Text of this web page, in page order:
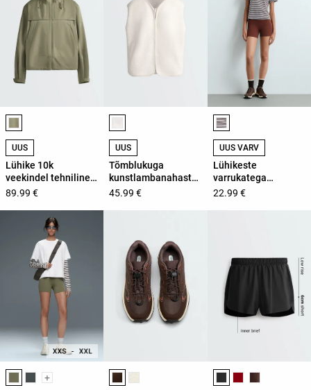
Toote värvide loend
UUS
Lühike 10k
veekindel tehniline
jope
89.99 €
Toote värvide loend
UUS
Tõmblukuga
kunstlambanahast
vest
45.99 €
Toote värvide loend
UUS VÄRV
Lühikeste
varrukatega
triibuline puuvillane
22.99 €
Toote värvide loend
+ Toote värvide loend Toote värvide loend